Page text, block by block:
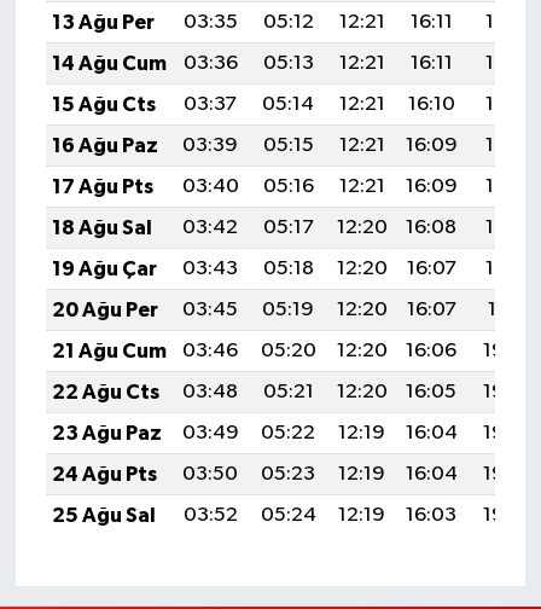
13 Ağu Per
03:35 05:12 12:21 16:11
19:21
14 Ağu Cum
03:36 05:13 12:21 16:11
19:19
15 Ağu Cts
03:37 05:14 12:21 16:10
19:18
16 Ağu Paz
03:39 05:15 12:21 16:09
19:17
17 Ağu Pts
03:40 05:16 12:21 16:09
19:15
18 Ağu Sal
03:42 05:17 12:20 16:08
19:14
19 Ağu Çar
03:43 05:18 12:20 16:07
19:12
20 Ağu Per
03:45 05:19 12:20 16:07
19:11
21 Ağu Cum
03:46 05:20 12:20 16:06
19:09
22 Ağu Cts
03:48 05:21 12:20 16:05
19:08
23 Ağu Paz
03:49 05:22 12:19 16:04
19:06
24 Ağu Pts
03:50 05:23 12:19 16:04
19:05
25 Ağu Sal
03:52 05:24 12:19 16:03 19:03